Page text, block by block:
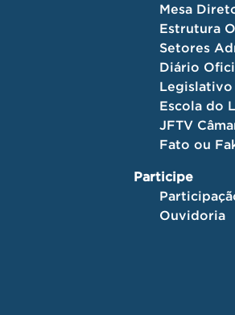
Mesa
Estrutura
Setores
Diário
Legislativo
Escola do
JFTV
Fato ou
Participe
Ouvidoria